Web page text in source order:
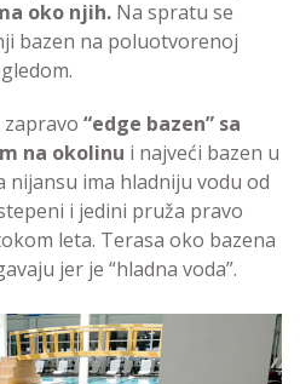
oko njih. Na spratu se
bazen na poluotvorenoj
“edge bazen” sa
na okolinu i najveći bazen u
nijansu ima hladniju vodu od
i jedini pruža pravo
leta. Terasa oko bazena
jer je “hladna voda”.